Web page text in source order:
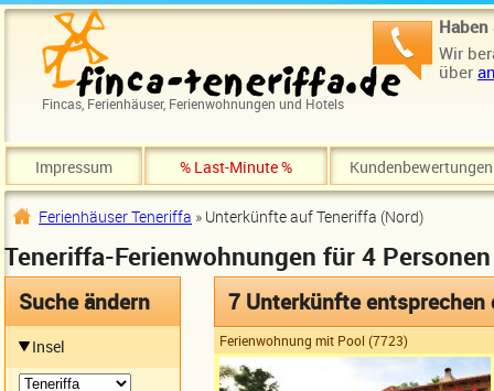
Direkt zum Inhalt
Haben
Wir
über
Fincas, Ferienhäuser, Ferienwohnungen und Hotels
Impressum % Last-Minute % Kundenbewertungen
Sie sind hier
Ferienhäuser Teneriffa » Unterkünfte auf Teneriffa (Nord)
Teneriffa-Ferienwohnungen für 4 Personen
Suche ändern
Insel
7 Unterkünfte entsprechen
Ferienwohnung mit Pool (7723)